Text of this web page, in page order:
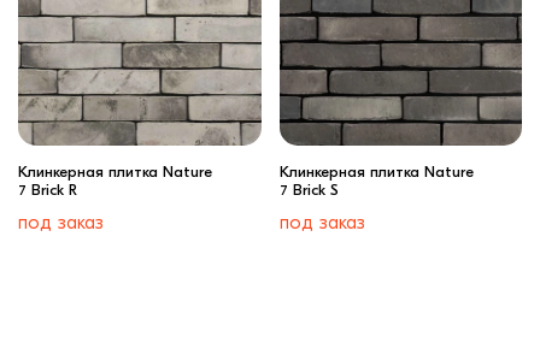
Клинкерная плитка Nature
7 Brick R
под заказ
Клинкерная плитка Nature
7 Brick S
под заказ